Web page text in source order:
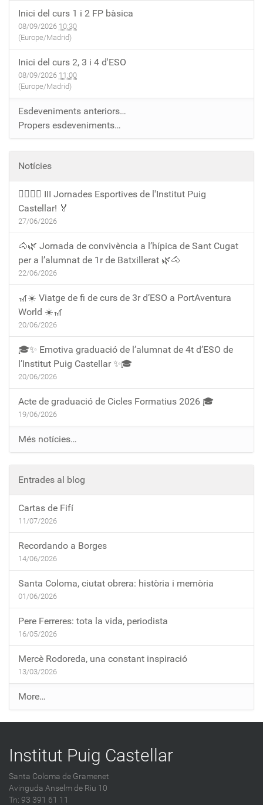
Inici del curs 1 i 2 FP bàsica
08/09/2026 10:30
(Europe/Madrid)
Inici del curs 2, 3 i 4 d'ESO
08/09/2026 11:00
(Europe/Madrid)
Esdeveniments anteriors…
Propers esdeveniments…
Notícies
🏃‍♀️🏃‍♂️ III Jornades Esportives de l'Institut Puig
Castellar! 🏅
27/06/2026
🐴🌿 Jornada de convivència a l’hípica de Sant Cugat
per a l’alumnat de 1r de Batxillerat 🌿🐴
22/06/2026
🎢☀️ Viatge de fi de curs de 3r d’ESO a PortAventura
World ☀️🎢
20/06/2026
🎓✨ Emotiva graduació de l’alumnat de 4t d’ESO de
l’Institut Puig Castellar ✨🎓
20/06/2026
Acte de graduació de Cicles Formatius 2026 🎓
19/06/2026
Més notícies…
Entrades al blog
Cartas de Fifí
11/07/2026
Recordando a Borges
14/06/2026
Santa Coloma, ciutat obrera: història i memòria
01/06/2026
Pere Ferreres: tota la vida, periodista
16/05/2026
Mercè Rodoreda, una constant inspiració
13/03/2026
E
n
t
a
e
s
More…
Institut Puig Castellar
Santa Coloma de Gramenet
Avinguda Anselm de Riu 10
Tn: 93 391 61 11